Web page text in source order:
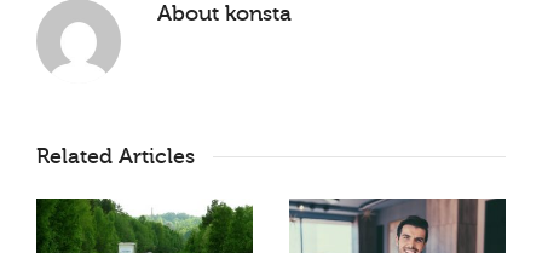
About konsta
Related Articles